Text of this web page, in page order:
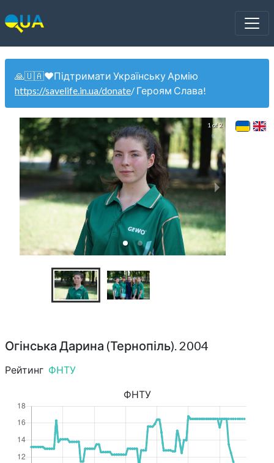
🙏🇺🇦❤️Підтримати Українську Армію
https://savelife.in.ua/donate/ Героям Слава!
1 of 2
Огінська Дарина (Тернопіль). 2004
Рейтинг ФНТУ
ФНТУ